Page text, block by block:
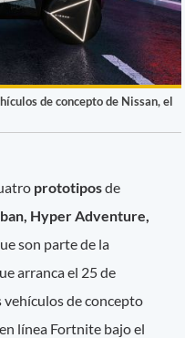
de concepto de Nissan, el
prototiposde
Hyper Adventure,
son parte de la
arranca el 25 de
de concepto
línea Fortnite bajo el